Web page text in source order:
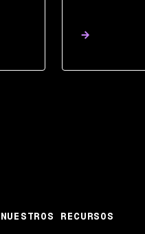
NUESTROS RECURSOS